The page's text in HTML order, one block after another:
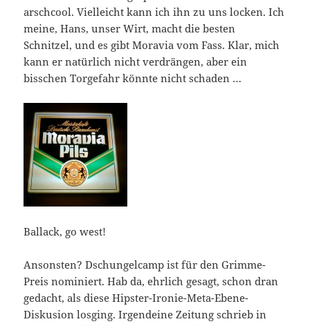
arschcool. Vielleicht kann ich ihn zu uns locken. Ich
meine, Hans, unser Wirt, macht die besten
Schnitzel, und es gibt Moravia vom Fass. Klar, mich
kann er natürlich nicht verdrängen, aber ein
bisschen Torgefahr könnte nicht schaden …
Ballack, go west!
Ansonsten? Dschungelcamp ist für den Grimme-
Preis nominiert. Hab da, ehrlich gesagt, schon dran
gedacht, als diese Hipster-Ironie-Meta-Ebene-
Diskusion losging. Irgendeine Zeitung schrieb in